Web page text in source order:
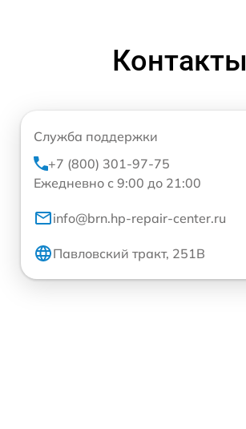
Контакты
Служба поддержки
+7 (800) 301-97-75
Ежедневно с 9:00 до 21:00
info@brn.hp-repair-center.ru
Павловский тракт, 251В